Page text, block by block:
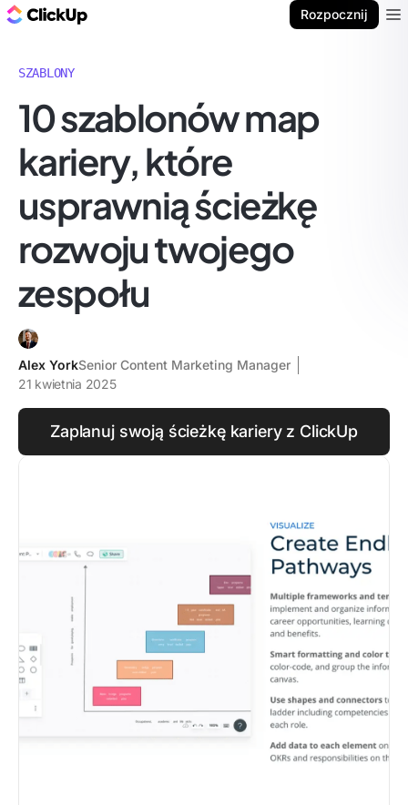
Rozpocznij
SZABLONY
10 szablonów map
kariery, które
usprawnią ścieżkę
rozwoju twojego
zespołu
Alex YorkSenior Content Marketing Manager
21 kwietnia 2025
Zaplanuj swoją ścieżkę kariery z ClickUp